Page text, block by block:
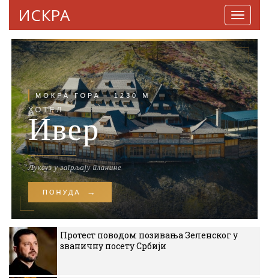
ИСКРА
Протест поводом позивања Зеленског у
званичну посету Србији